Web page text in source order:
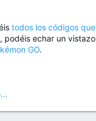
todos los códigos
podéis echar un
GO.